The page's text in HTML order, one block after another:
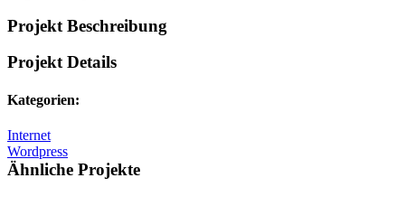
Projekt Beschreibung
Projekt Details
Kategorien:
Internet
Wordpress
Ähnliche Projekte